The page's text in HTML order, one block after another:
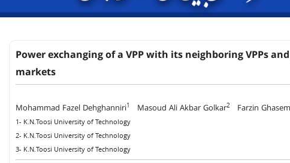
Power exchanging of a VPP with its neighboring VPPs
markets
Mohammad Fazel Dehghanniri1 Masoud Ali Akbar Golkar2 Farzin
1- K.N.Toosi University of Technology
2- K.N.Toosi University of Technology
3- K.N.Toosi University of Technology